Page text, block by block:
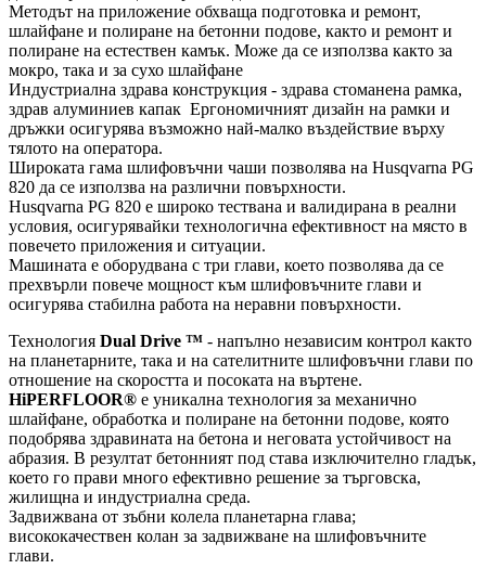
Методът на приложение обхваща подготовка и ремонт,
шлайфане и полиране на бетонни подове, както и ремонт и
полиране на естествен камък. Може да се използва както за
мокро, така и за сухо шлайфане
Индустриална здрава конструкция - здрава стоманена рамка,
здрав алуминиев капак Ергономичният дизайн на рамки и
дръжки осигурява възможно най-малко въздействие върху
тялото на оператора.
Широката гама шлифовъчни чаши позволява на Husqvarna PG
820 да се използва на различни повърхности.
Husqvarna PG 820 е широко тествана и валидирана в реални
условия, осигурявайки технологична ефективност на място в
повечето приложения и ситуации.
Машината е оборудвана с три глави, което позволява да се
прехвърли повече мощност към шлифовъчните глави и
осигурява стабилна работа на неравни повърхности.
Технология Dual Drive ™ - напълно независим контрол както
на планетарните, така и на сателитните шлифовъчни глави по
отношение на скоростта и посоката на въртене.
HiPERFLOOR® е уникална технология за механично
шлайфане, обработка и полиране на бетонни подове, която
подобрява здравината на бетона и неговата устойчивост на
абразия. В резултат бетонният под става изключително гладък,
което го прави много ефективно решение за търговска,
жилищна и индустриална среда.
Задвижвана от зъбни колела планетарна глава;
висококачествен колан за задвижване на шлифовъчните
глави.